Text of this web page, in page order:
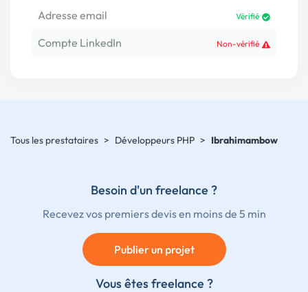
Adresse email Vérifié
Compte LinkedIn Non-vérifié
Tous les prestataires > Développeurs PHP > Ibrahimambow
Besoin d'un freelance ?
Recevez vos premiers devis en moins de 5 min
Publier un projet
Vous êtes freelance ?